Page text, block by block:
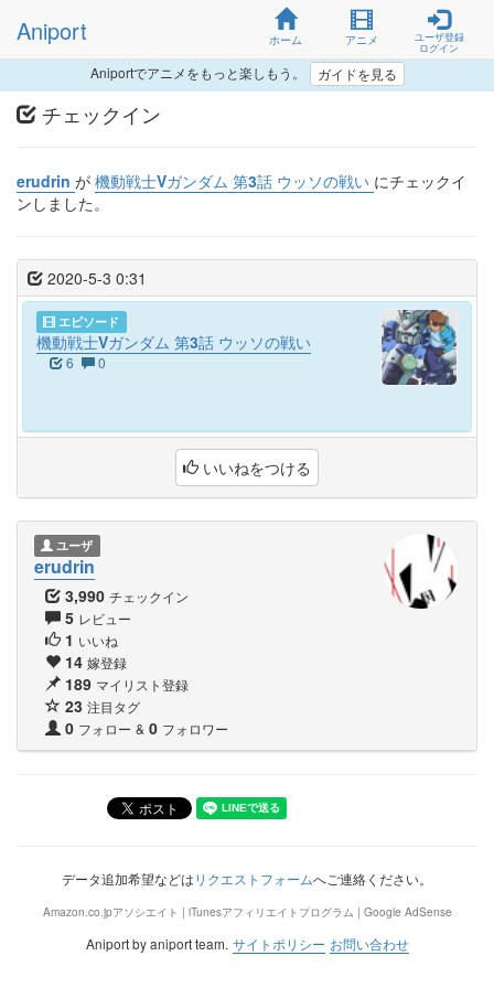
Aniport ホーム アニメ
ユーザ登録
ログイン
Aniportでアニメをもっと楽しもう。 ガイドを見る
チェックイン
erudrin が 機動戦士Vガンダム 第3話 ウッソの戦い にチェックイ
ンしました。
2020-5-3 0:31
エピソード
機動戦士Vガンダム 第3話 ウッソの戦い
6 0
いいねをつける
ユーザ
erudrin
3,990 チェックイン
5 レビュー
1 いいね
14 嫁登録
189 マイリスト登録
23 注目タグ
0 フォロー & 0 フォロワー
データ追加希望などはリクエストフォームへご連絡ください。
Amazon.co.jpアソシエイト | iTunesアフィリエイトプログラム | Google AdSense
Aniport by aniport team. サイトポリシー お問い合わせ